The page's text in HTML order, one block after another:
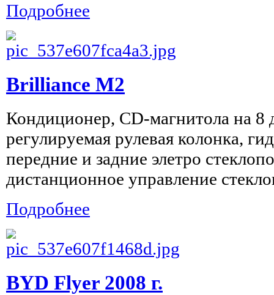
Подробнее
Brilliance M2
Кондиционер, CD-магнитола на
регулируемая рулевая колонка,
передние и задние элетро
дистанционное управление
Подробнее
BYD Flyer 2008 г.